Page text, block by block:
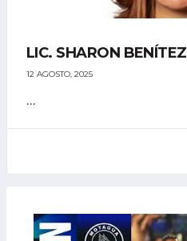
LIC. SHARON BENÍTEZ
12 AGOSTO, 2025
...